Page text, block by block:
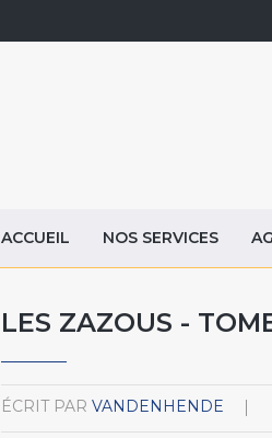
ACCUEIL NOS SERVICES
LES ZAZOUS -
ÉCRIT PAR VANDENHENDE